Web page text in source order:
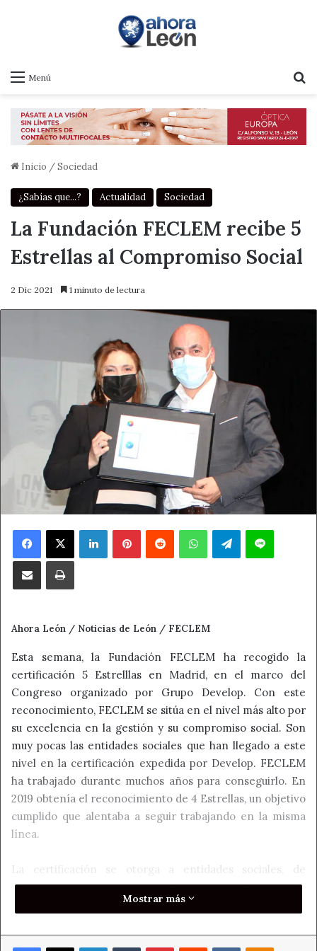
Menú
Inicio /Sociedad
¿Sabías que...? Actualidad Sociedad
La Fundación FECLEM recibe 5
Estrellas al Compromiso Social
2 Dic 2021 1 minuto de lectura
Facebook
X LinkedInPinterestReddit WhatsAppTelegramLine
Compartir por correo electrónicoImprimir
Ahora León / Noticias de León / FECLEM
Esta semana, la Fundación FECLEM ha recogido la
certificación 5 Estrelllas en Madrid, en el marco del
Congreso organizado por Grupo Develop. Con este
reconocimiento, FECLEM se sitúa en el nivel más alto por
su excelencia en la gestión y su compromiso social. Son
muy pocas las entidades sociales que han llegado a este
nivel en la certificación expedida por Develop. FECLEM
ha trabajado durante muchos años para conseguirlo. En
2019 obtenía el reconocimiento de 4 Estrellas, un objetivo
cumplido que alentaba a seguir trabajando en la misma
línea.
La certificación se otorga a entidades sociales, de
acuerdo a unos estándares validados por el equipo de
evaluadores de Develop y que certifica por Bureau
trimestre del año la Fundación ha superado
Mostrar más
Facebook
X LinkedInTumblrPinterestReddit VKontakte